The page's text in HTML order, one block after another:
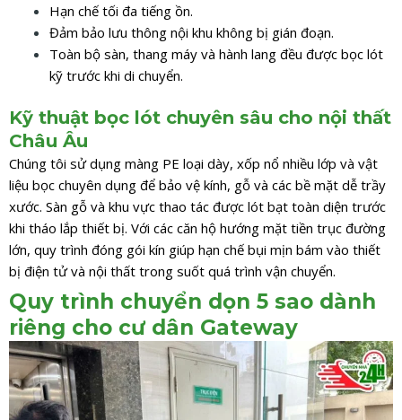
Hạn chế tối đa tiếng ồn.
Đảm bảo lưu thông nội khu không bị gián đoạn.
Toàn bộ sàn, thang máy và hành lang đều được bọc lót
kỹ trước khi di chuyển.
Kỹ thuật bọc lót chuyên sâu cho nội thất
Châu Âu
Chúng tôi sử dụng màng PE loại dày, xốp nổ nhiều lớp và vật
liệu bọc chuyên dụng để bảo vệ kính, gỗ và các bề mặt dễ trầy
xước. Sàn gỗ và khu vực thao tác được lót bạt toàn diện trước
khi tháo lắp thiết bị. Với các căn hộ hướng mặt tiền trục đường
lớn, quy trình đóng gói kín giúp hạn chế bụi mịn bám vào thiết
bị điện tử và nội thất trong suốt quá trình vận chuyển.
Quy trình chuyển dọn 5 sao dành
riêng cho cư dân Gateway